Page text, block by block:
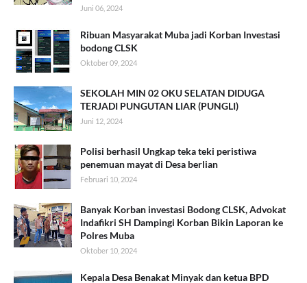
Juni 06, 2024
Ribuan Masyarakat Muba jadi Korban Investasi
bodong CLSK
Oktober 09, 2024
SEKOLAH MIN 02 OKU SELATAN DIDUGA
TERJADI PUNGUTAN LIAR (PUNGLI)
Juni 12, 2024
Polisi berhasil Ungkap teka teki peristiwa
penemuan mayat di Desa berlian
Februari 10, 2024
Banyak Korban investasi Bodong CLSK, Advokat
Indafikri SH Dampingi Korban Bikin Laporan ke
Polres Muba
Oktober 10, 2024
Kepala Desa Benakat Minyak dan ketua BPD